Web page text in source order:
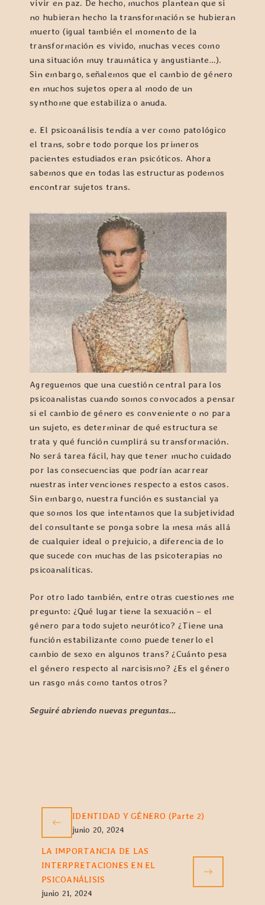
vivir en paz. De hecho, muchos plantean que si
no hubieran hecho la transformación se hubieran
muerto (igual también el momento de la
transformación es vivido, muchas veces como
una situación muy traumática y angustiante…).
Sin embargo, señalemos que el cambio de género
en muchos sujetos opera al modo de un
synthome que estabiliza o anuda.
e. El psicoanálisis tendía a ver como patológico
el trans, sobre todo porque los primeros
pacientes estudiados eran psicóticos. Ahora
sabemos que en todas las estructuras podemos
encontrar sujetos trans.
Agreguemos que una cuestión central para los
psicoanalistas cuando somos convocados a pensar
si el cambio de género es conveniente o no para
un sujeto, es determinar de qué estructura se
trata y qué función cumplirá su transformación.
No será tarea fácil, hay que tener mucho cuidado
por las consecuencias que podrían acarrear
nuestras intervenciones respecto a estos casos.
Sin embargo, nuestra función es sustancial ya
que somos los que intentamos que la subjetividad
del consultante se ponga sobre la mesa más allá
de cualquier ideal o prejuicio, a diferencia de lo
que sucede con muchas de las psicoterapias no
psicoanalíticas.
Por otro lado también, entre otras cuestiones me
pregunto: ¿Qué lugar tiene la sexuación – el
género para todo sujeto neurótico? ¿Tiene una
función estabilizante como puede tenerlo el
cambio de sexo en algunos trans? ¿Cuánto pesa
el género respecto al narcisismo? ¿Es el género
un rasgo más como tantos otros?
Seguiré abriendo nuevas preguntas…
IDENTIDAD Y GÉNERO (Parte 2)
junio 20, 2024
LA IMPORTANCIA DE LAS
INTERPRETACIONES EN EL
PSICOANÁLISIS
junio 21, 2024